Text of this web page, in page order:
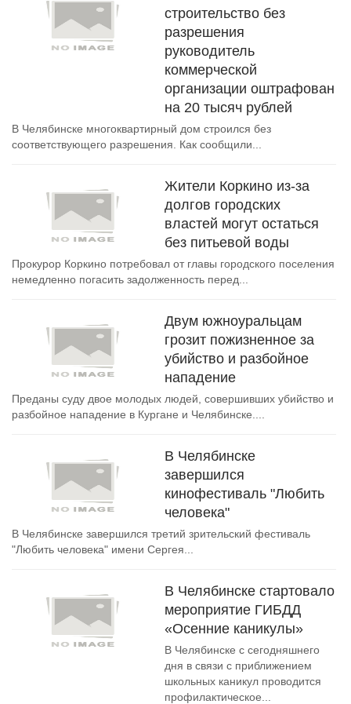
строительство без
разрешения
руководитель
коммерческой
организации оштрафован
на 20 тысяч рублей
В Челябинске многоквартирный дом строился без
соответствующего разрешения. Как сообщили...
Жители Коркино из-за
долгов городских
властей могут остаться
без питьевой воды
Прокурор Коркино потребовал от главы городского поселения
немедленно погасить задолженность перед...
Двум южноуральцам
грозит пожизненное за
убийство и разбойное
нападение
Преданы суду двое молодых людей, совершивших убийство и
разбойное нападение в Кургане и Челябинске....
В Челябинске
завершился
кинофестиваль "Любить
человека"
В Челябинске завершился третий зрительский фестиваль
"Любить человека" имени Сергея...
В Челябинске стартовало
мероприятие ГИБДД
«Осенние каникулы»
В Челябинске с сегодняшнего
дня в связи с приближением
школьных каникул проводится
профилактическое...